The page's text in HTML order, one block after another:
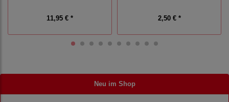
Neu im Shop
11,95 € * 2,50 € *